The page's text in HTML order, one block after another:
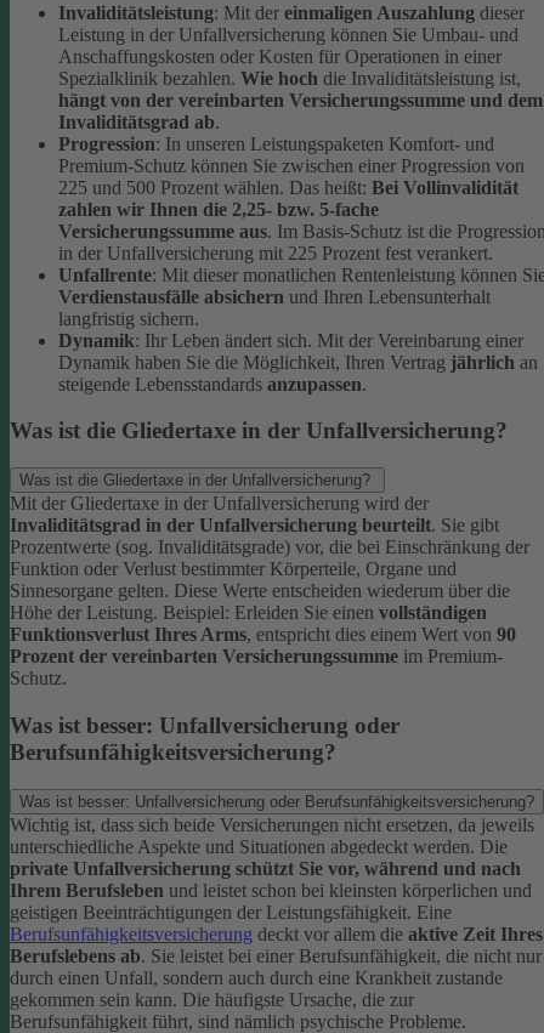
Invaliditätsleistung: Mit der einmaligen Auszahlung dieser
Leistung in der Unfallversicherung können Sie Umbau- und
Anschaffungskosten oder Kosten für Operationen in einer
Spezialklinik bezahlen. Wie hoch die Invaliditätsleistung ist,
hängt von der vereinbarten Versicherungssumme und dem
Invaliditätsgrad ab.
Progression: In unseren Leistungspaketen Komfort- und
Premium-Schutz können Sie zwischen einer Progression von
225 und 500 Prozent wählen. Das heißt: Bei Vollinvalidität
zahlen wir Ihnen die 2,25- bzw. 5-fache
Versicherungssumme aus. Im Basis-Schutz ist die
in der Unfallversicherung mit 225 Prozent fest verankert.
Unfallrente: Mit dieser monatlichen Rentenleistung können
Verdienstausfälle absichern und Ihren Lebensunterhalt
langfristig sichern.
Dynamik: Ihr Leben ändert sich. Mit der Vereinbarung einer
Dynamik haben Sie die Möglichkeit, Ihren Vertrag jährlich an
steigende Lebensstandards anzupassen.
Was ist die Gliedertaxe in der Unfallversicherung?
Was ist die Gliedertaxe in der Unfallversicherung?
Mit der Gliedertaxe in der Unfallversicherung wird der
Invaliditätsgrad in der Unfallversicherung beurteilt. Sie gibt
Prozentwerte (sog. Invaliditätsgrade) vor, die bei Einschränkung der
Funktion oder Verlust bestimmter Körperteile, Organe und
Sinnesorgane gelten. Diese Werte entscheiden wiederum über die
Höhe der Leistung. Beispiel: Erleiden Sie einen vollständigen
Funktionsverlust Ihres Arms, entspricht dies einem Wert von 90
Prozent der vereinbarten Versicherungssumme im Premium-
Schutz.
Was ist besser: Unfallversicherung oder
Berufsunfähigkeitsversicherung?
Was ist besser: Unfallversicherung oder Berufsunfähigkeitsversicherung?
Wichtig ist, dass sich beide Versicherungen nicht ersetzen, da jeweils
unterschiedliche Aspekte und Situationen abgedeckt werden. Die
private Unfallversicherung schützt Sie vor, während und nach
Ihrem Berufsleben und leistet schon bei kleinsten körperlichen und
geistigen Beeinträchtigungen der Leistungsfähigkeit. Eine
Berufsunfähigkeitsversicherung deckt vor allem die aktive Zeit Ihres
Berufslebens ab. Sie leistet bei einer Berufsunfähigkeit, die nicht nur
durch einen Unfall, sondern auch durch eine Krankheit zustande
gekommen sein kann. Die häufigste Ursache, die zur
Berufsunfähigkeit führt, sind nämlich psychische Probleme.